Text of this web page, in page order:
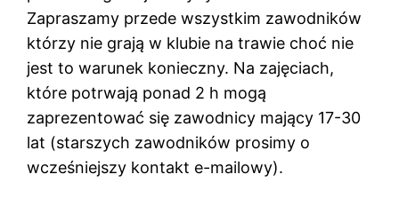
Zapraszamy przede wszystkim zawodników
którzy nie grają w klubie na trawie choć nie
jest to warunek konieczny. Na zajęciach,
które potrwają ponad 2 h mogą
zaprezentować się zawodnicy mający 17-30
lat (starszych zawodników prosimy o
wcześniejszy kontakt e-mailowy).